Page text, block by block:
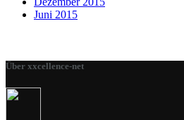
Juni 2015
Über xxcellence-net